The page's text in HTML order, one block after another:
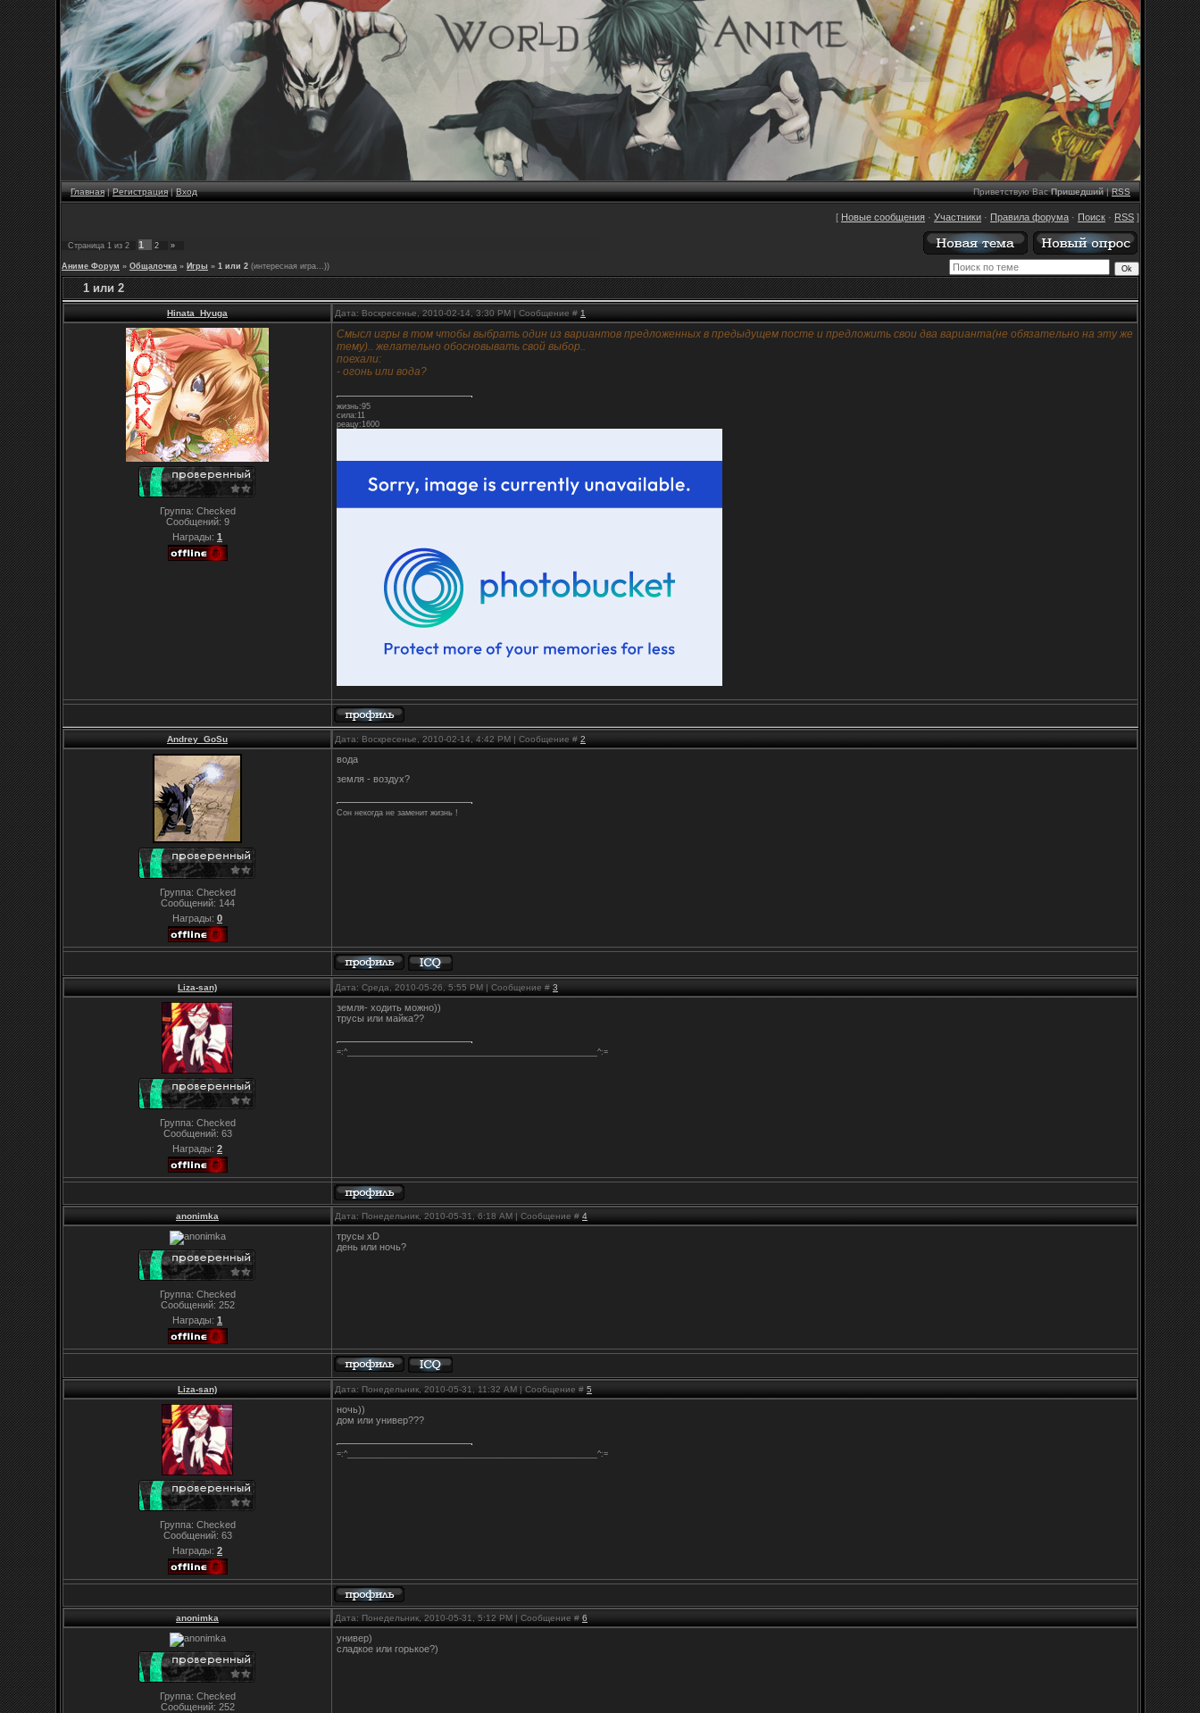
Главная|Регистрация|Вход Приветствую Вас Пришедший|RSS
[ Новые сообщения · Участники · Правила форума · Поиск · RSS ]
Страница 1 из 2 1 2 »
Аниме Форум » Общалочка » Игры » 1 или 2 (интересная игра...))
1 или 2
Hinata_Hyuga Дата: Воскресенье, 2010-02-14, 3:30 PM | Сообщение # 1
Группа: Checked
Сообщений: 9
Награды: 1
Смысл игры в том чтобы выбрать один из вариантов предложенных в предыдущем посте и предложить свои два варианта(не обязательно на эту же
тему).. желательно обосновывать свой выбор..
поехали:
- огонь или вода?
жизнь:95
сила:11
реацу:1600
Andrey_GoSu Дата: Воскресенье, 2010-02-14, 4:42 PM | Сообщение # 2
Группа: Checked
Сообщений: 144
Награды: 0
вода
земля - воздух?
Сон некогда не заменит жизнь !
Liza-san) Дата: Среда, 2010-05-26, 5:55 PM | Сообщение # 3
Группа: Checked
Сообщений: 63
Награды: 2
земля- ходить можно))
трусы или майка??
=:^________________________________________________________^:=
anonimka Дата: Понедельник, 2010-05-31, 6:18 AM | Сообщение # 4
Группа: Checked
Сообщений: 252
Награды: 1
трусы хD
день или ночь?
Liza-san) Дата: Понедельник, 2010-05-31, 11:32 AM | Сообщение # 5
Группа: Checked
Сообщений: 63
Награды: 2
ночь))
дом или универ???
=:^________________________________________________________^:=
anonimka Дата: Понедельник, 2010-05-31, 5:12 PM | Сообщение # 6
Группа: Checked
Сообщений: 252
универ)
сладкое или горькое?)